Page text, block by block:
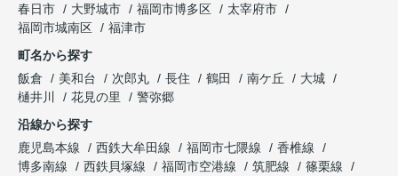
春日市
大野城市 福岡市博多区
太宰府市
福岡市城南区
福津市
町名から探す
飯倉
美和台 次郎丸 長住 鶴田 南ケ丘
大城
樋井川
花見の里
警弥郷
沿線から探す
鹿児島本線
西鉄大牟田線 福岡市七隈線
香椎線
博多南線
西鉄貝塚線 福岡市空港線 筑肥線
篠栗線